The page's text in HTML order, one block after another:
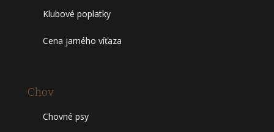
Klubové poplatky
Cena jarného víťaza
Chov
Chovné psy